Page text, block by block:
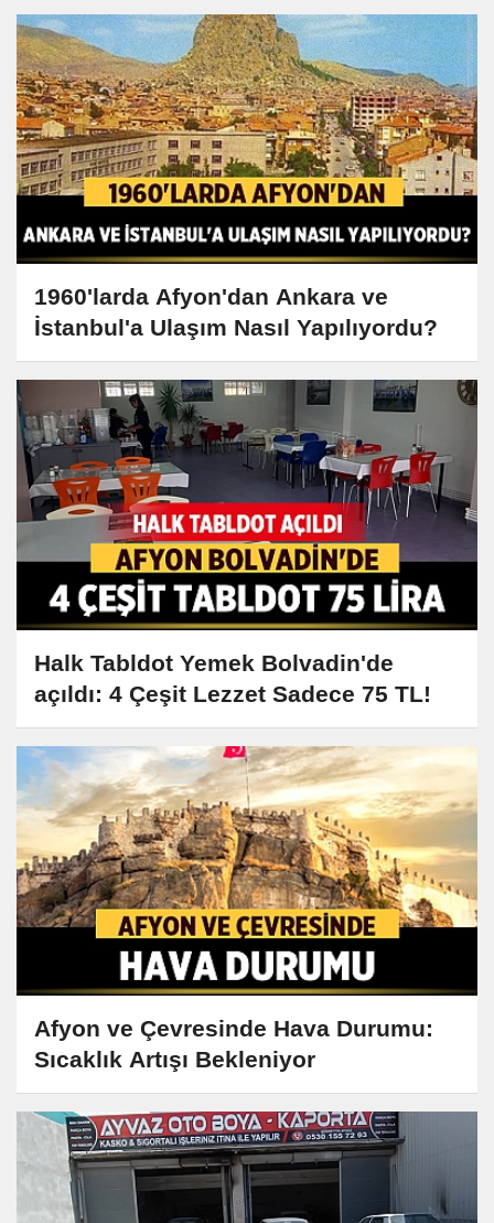
1960'larda Afyon'dan Ankara ve
İstanbul'a Ulaşım Nasıl Yapılıyordu?
Halk Tabldot Yemek Bolvadin'de
açıldı: 4 Çeşit Lezzet Sadece 75 TL!
Afyon ve Çevresinde Hava Durumu:
Sıcaklık Artışı Bekleniyor